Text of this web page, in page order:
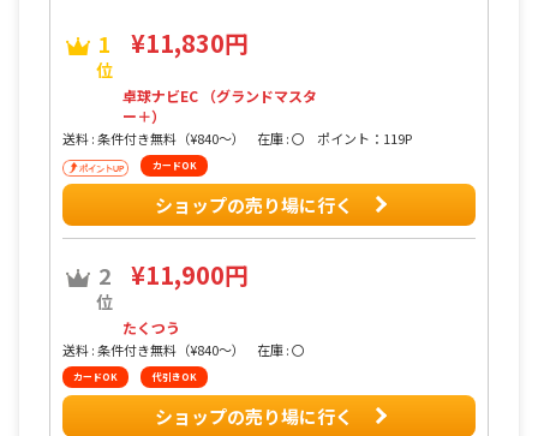
1
位
¥11,830円
卓球ナビEC （グランドマスタ
ー＋）
送料 : 条件付き無料（¥840〜） 在庫 : 〇 ポイント：119P
カードOK
ショップの売り場に行く
2
位
¥11,900円
たくつう
送料 : 条件付き無料（¥840〜） 在庫 : 〇
カードOK 代引きOK
ショップの売り場に行く